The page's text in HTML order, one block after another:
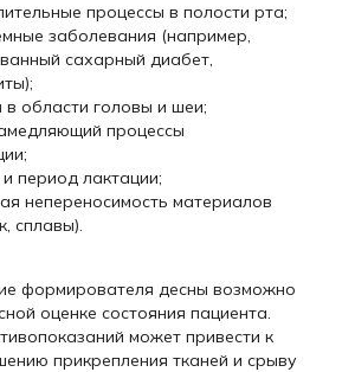
процессы в полости рта;
заболевания (например,
сахарный диабет,
области головы и шеи;
процессы
период лактации;
непереносимость материалов
сплавы).
формирователя десны возможно
оценке состояния пациента.
может привести к
прикрепления тканей и срыву